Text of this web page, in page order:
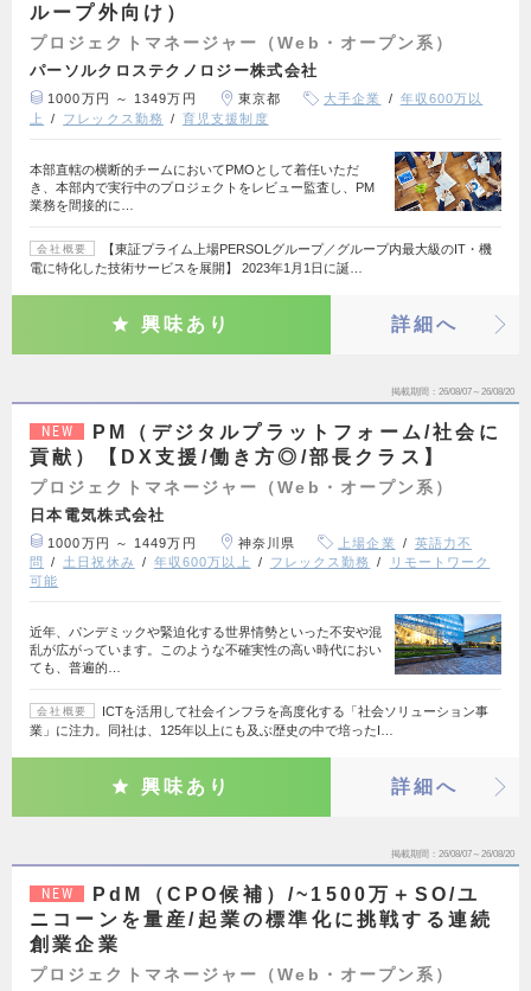
ループ外向け）
プロジェクトマネージャー（Web・オープン系）
パーソルクロステクノロジー株式会社
1000万円 ～ 1349万円 東京都 大手企業
年収600万以
上
フレックス勤務 育児支援制度
本部直轄の横断的チームにおいてPMOとして着任いただ
き、本部内で実行中のプロジェクトをレビュー監査し、PM
業務を間接的に…
会社概要
【東証プライム上場PERSOLグループ／グループ内最大級のIT・機
電に特化した技術サービスを展開】 2023年1月1日に誕…
興味あり 詳細へ
掲載期間 26/08/07～26/08/20
NEW
PM（デジタルプラットフォーム/社会に
貢献）【DX支援/働き方◎/部長クラス】
プロジェクトマネージャー（Web・オープン系）
日本電気株式会社
1000万円 ～ 1449万円 神奈川県 上場企業
英語力不
問
土日祝休み 年収600万以上 フレックス勤務
リモートワーク
可能
近年、パンデミックや緊迫化する世界情勢といった不安や混
乱が広がっています。このような不確実性の高い時代におい
ても、普遍的…
会社概要
ICTを活用して社会インフラを高度化する「社会ソリューション事
業」に注力。同社は、125年以上にも及ぶ歴史の中で培ったI…
興味あり 詳細へ
掲載期間 26/08/07～26/08/20
NEW
PdM（CPO候補）/~1500万＋SO/ユ
ニコーンを量産/起業の標準化に挑戦する連続
創業企業
プロジェクトマネージャー（Web・オープン系）